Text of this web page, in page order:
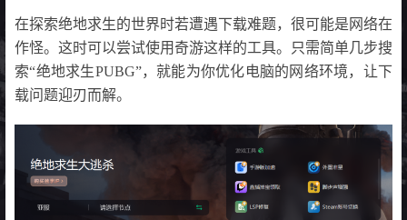
在探索绝地求生的世界时若遭遇下载难题，很可能是网络在
作怪。这时可以尝试使用奇游这样的工具。只需简单几步搜
索“绝地求生PUBG”，就能为你优化电脑的网络环境，让下
载问题迎刃而解。